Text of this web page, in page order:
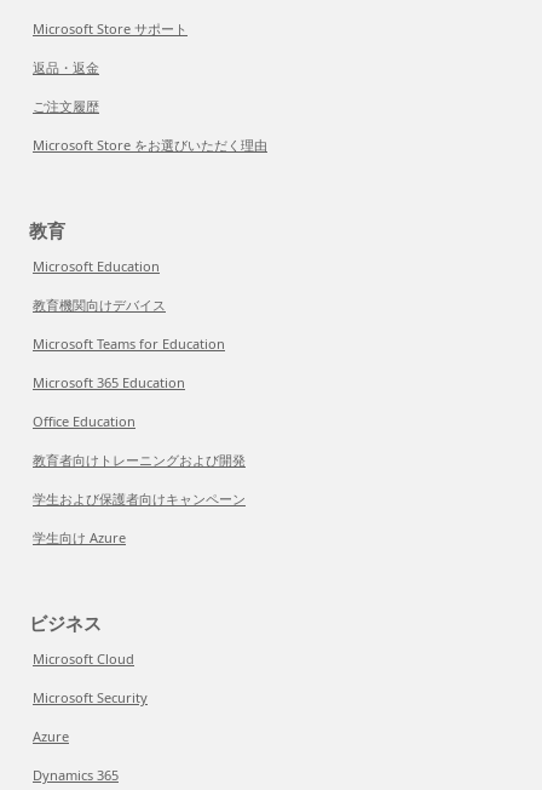
Microsoft Store サポート
返品・返金
ご注文履歴
Microsoft Store をお選びいただく理由
教育
Microsoft Education
教育機関向けデバイス
Microsoft Teams for Education
Microsoft 365 Education
Office Education
教育者向けトレーニングおよび開発
学生および保護者向けキャンペーン
学生向け Azure
ビジネス
Microsoft Cloud
Microsoft Security
Azure
Dynamics 365